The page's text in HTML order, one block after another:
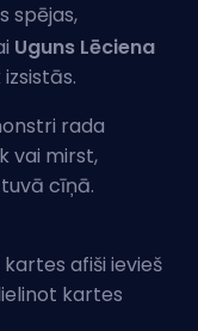
spējas,
Uguns Lēciena
rada
vai mirst,
cīņā.
kartes afiši ievieš
kartes